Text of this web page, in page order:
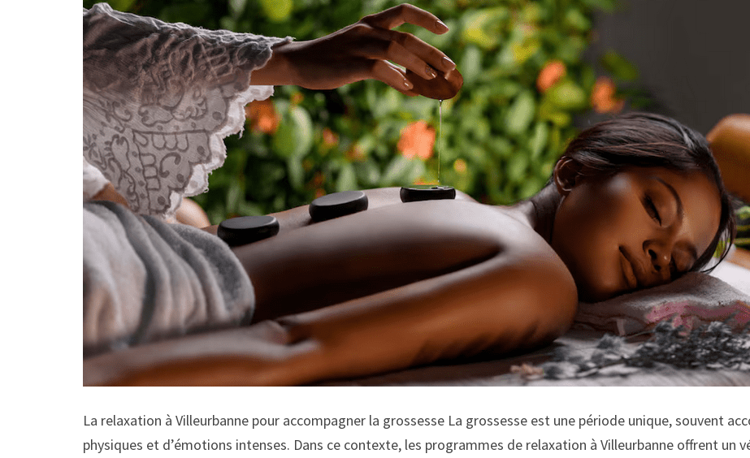
La relaxation à Villeurbanne pour accompagner la grossesse La grossesse est une période unique, souvent
physiques et d’émotions intenses. Dans ce contexte, les programmes de relaxation à Villeurbanne offrent un